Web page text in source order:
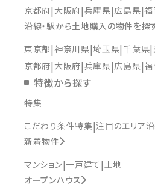
京都府 大阪府 兵庫県 広島県
沿線・駅から土地購入の物件を探
東京都 神奈川県 埼玉県 千葉県
京都府 大阪府 兵庫県 広島県
特徴から探す
特集
こだわり条件特集 注目のエリア
新着物件
マンション 一戸建て 土地
オープンハウス